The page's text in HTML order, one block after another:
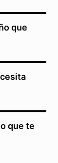
que
que te